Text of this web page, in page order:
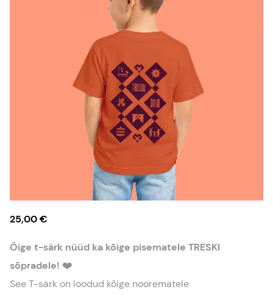
25,00 €
Õige t-särk nüüd ka kõige pisematele TRESKI
sõpradele! ❤️
See T-särk on loodud kõige noorematele